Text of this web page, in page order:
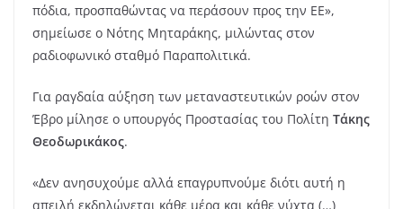
πόδια, προσπαθώντας να περάσουν προς την ΕΕ»,
σημείωσε ο Νότης Μηταράκης, μιλώντας στον
ραδιοφωνικό σταθμό Παραπολιτικά.
Για ραγδαία αύξηση των μεταναστευτικών ροών στον
Έβρο μίλησε ο υπουργός Προστασίας του Πολίτη Τάκης
Θεοδωρικάκος.
«Δεν ανησυχούμε αλλά επαγρυπνούμε διότι αυτή η
απειλή εκδηλώνεται κάθε μέρα και κάθε νύχτα (…)